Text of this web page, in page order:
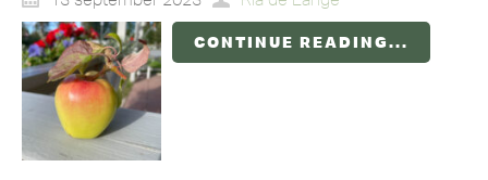
CONTINUE READING...